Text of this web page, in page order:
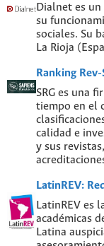
Dialnet es
su
sociales. Su
La Rioja
Ranking
SRG es una
tiempo en el
calidad e
y sus
LatinREV:
LatinREV es
académicas
Latina